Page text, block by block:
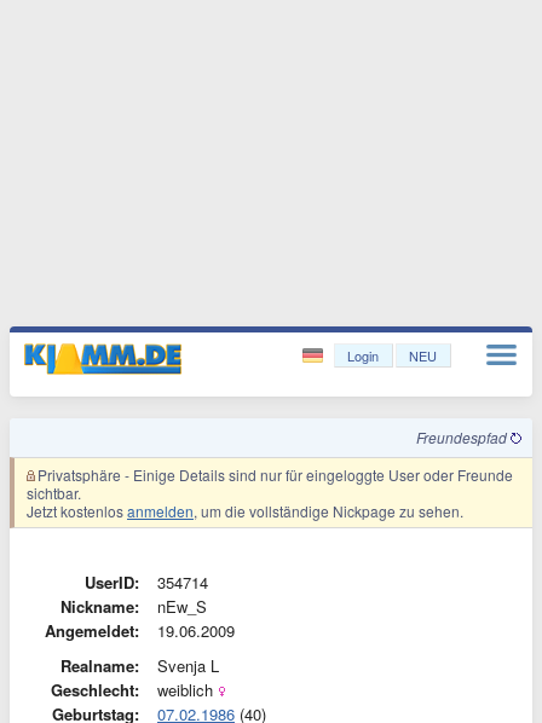
Login NEU
Freundespfad
Privatsphäre - Einige Details sind nur für eingeloggte User oder Freunde
sichtbar.
Jetzt kostenlosanmelden, um die vollständige Nickpage zu sehen.
UserID:
354714
Nickname:
nEw_S
Angemeldet:
19.06.2009
Realname:
Svenja L
Geschlecht:
weiblich
Geburtstag:
07.02.1986 (40)